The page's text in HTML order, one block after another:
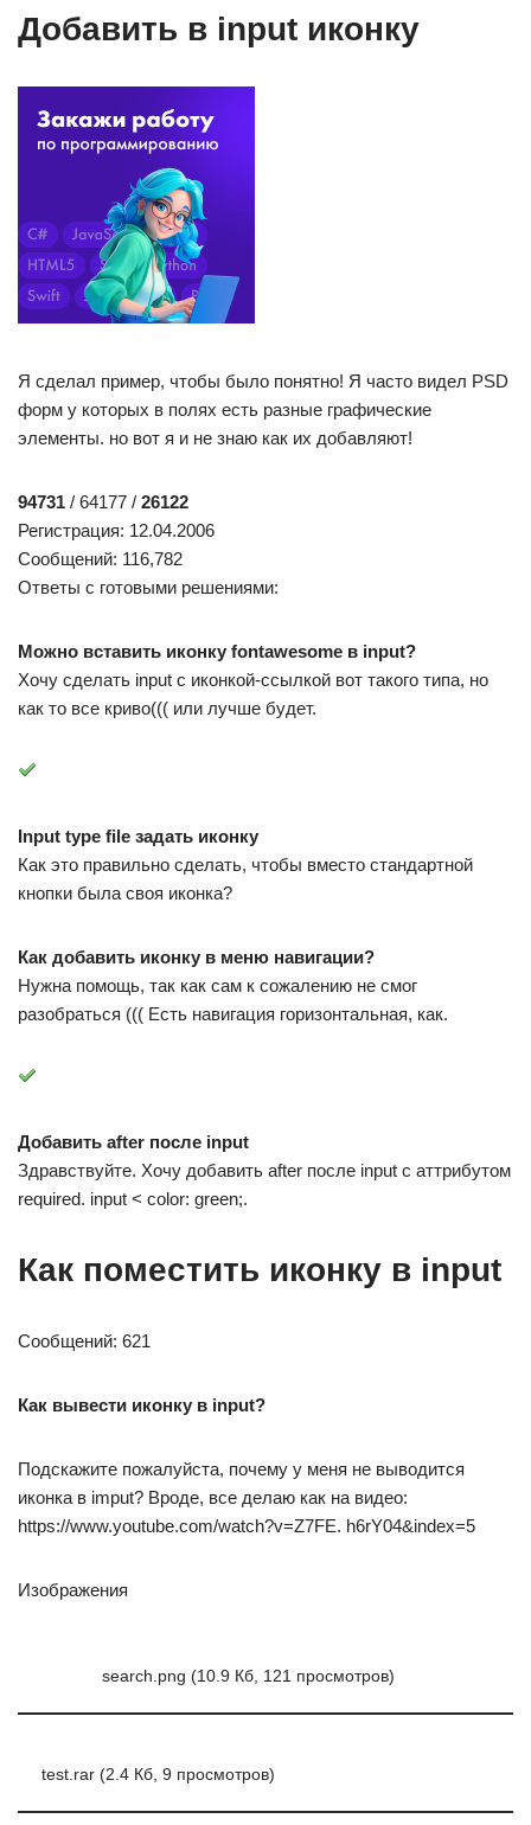
Добавить в input иконку
Я сделал пример, чтобы было понятно! Я часто видел PSD
форм у которых в полях есть разные графические
элементы. но вот я и не знаю как их добавляют!
94731 / 64177 / 26122
Регистрация: 12.04.2006
Сообщений: 116,782
Ответы с готовыми решениями:
Можно вставить иконку fontawesome в input?
Хочу сделать input с иконкой-ссылкой вот такого типа, но
как то все криво((( или лучше будет.
Input type file задать иконку
Как это правильно сделать, чтобы вместо стандартной
кнопки была своя иконка?
Как добавить иконку в меню навигации?
Нужна помощь, так как сам к сожалению не смог
разобраться ((( Есть навигация горизонтальная, как.
Добавить after после input
Здравствуйте. Хочу добавить after после input с аттрибутом
required. input < color: green;.
Как поместить иконку в input
Сообщений: 621
Как вывести иконку в input?
Подскажите пожалуйста, почему у меня не выводится
иконка в imput? Вроде, все делаю как на видео:
https://www.youtube.com/watch?v=Z7FE. h6rY04&index=5
Изображения
search.png (10.9 Кб, 121 просмотров)
test.rar (2.4 Кб, 9 просмотров)